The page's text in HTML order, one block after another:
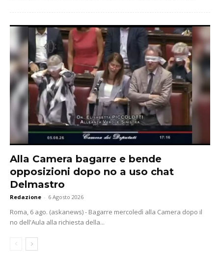
Alla Camera bagarre e bende
opposizioni dopo no a uso chat
Delmastro
Redazione - 6 Agosto 2026
Roma, 6 ago. (askanews) - Bagarre mercoledì alla Camera dopo il
no dell'Aula alla richiesta della...